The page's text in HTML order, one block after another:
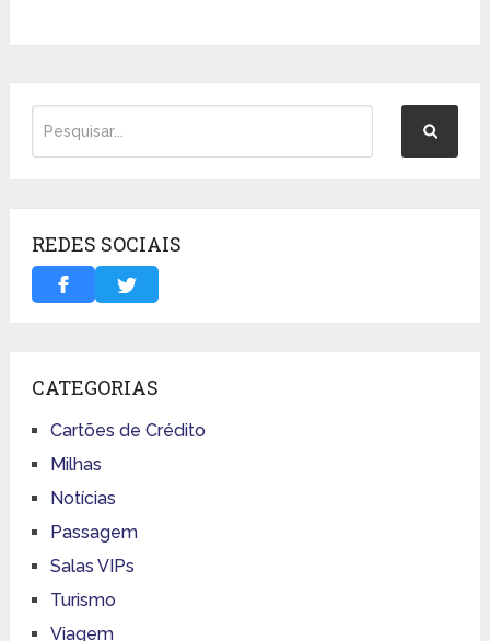
REDES SOCIAIS
CATEGORIAS
Cartões de Crédito
Milhas
Notícias
Passagem
Salas VIPs
Turismo
Viagem